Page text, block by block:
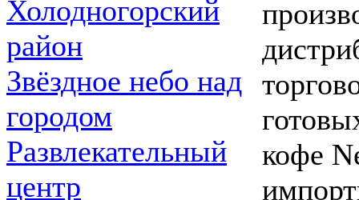
Холодногорский
район
Звёздное небо над
городом
Развлекательный
центр
кофе